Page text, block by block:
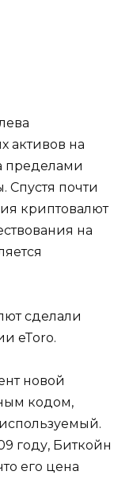
активов на
пределами
почти
криптовалют
на
сделали
eToro.
новой
кодом,
году, Биткойн
его цена